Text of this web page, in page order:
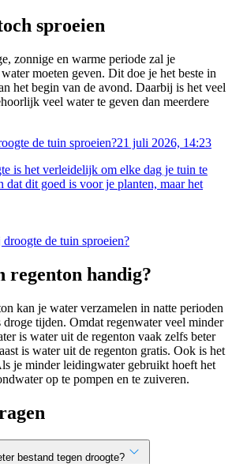
sproeien
zonnige en warme periode zal je
moeten geven. Dit doe je het beste in
het begin van de avond. Daarbij is het veel
veel water te geven dan meerdere
de tuin sproeien?21 juli 2026, 14:23
is het verleidelijk om elke dag je tuin te
dat dit goed is voor je planten, maar het
regenton handig?
kan je water verzamelen in natte perioden
tijden. Omdat regenwater veel minder
is water uit de regenton vaak zelfs beter
is water uit de regenton gratis. Ook is het
je minder leidingwater gebruikt hoeft het
op te pompen en te zuiveren.
bestand tegen droogte?